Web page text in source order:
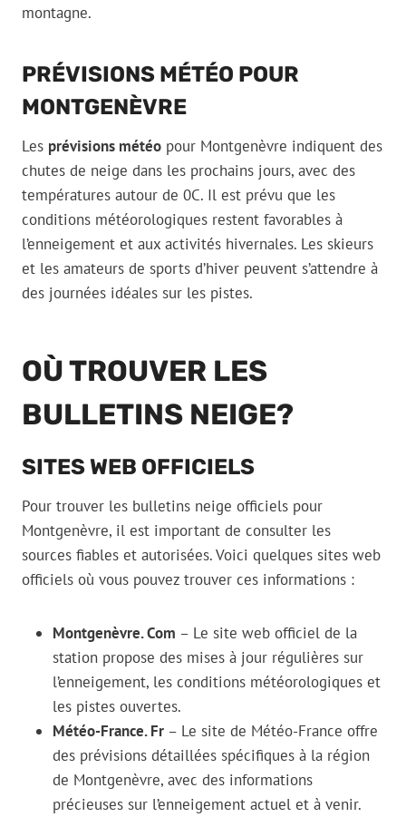
montagne.
PRÉVISIONS MÉTÉO POUR
MONTGENÈVRE
Les prévisions météo pour Montgenèvre indiquent des
chutes de neige dans les prochains jours, avec des
températures autour de 0C. Il est prévu que les
conditions météorologiques restent favorables à
l’enneigement et aux activités hivernales. Les skieurs
et les amateurs de sports d’hiver peuvent s’attendre à
des journées idéales sur les pistes.
OÙ TROUVER LES
BULLETINS NEIGE?
SITES WEB OFFICIELS
Pour trouver les bulletins neige officiels pour
Montgenèvre, il est important de consulter les
sources fiables et autorisées. Voici quelques sites web
officiels où vous pouvez trouver ces informations :
Montgenèvre. Com – Le site web officiel de la
station propose des mises à jour régulières sur
l’enneigement, les conditions météorologiques et
les pistes ouvertes.
Météo-France. Fr – Le site de Météo-France offre
des prévisions détaillées spécifiques à la région
de Montgenèvre, avec des informations
précieuses sur l’enneigement actuel et à venir.